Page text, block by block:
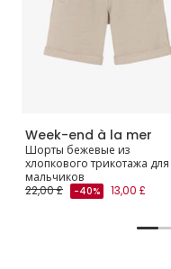
Week-end à la mer
Шорты бежевые из
хлопкового трикотажа для
мальчиков
22,00 £
-40% 13,00 £